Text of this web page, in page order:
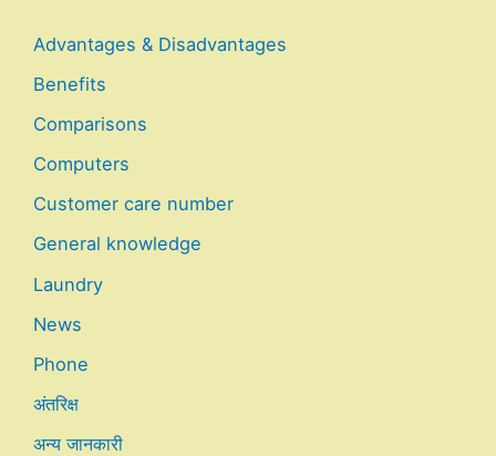
Advantages & Disadvantages
Benefits
Comparisons
Computers
Customer care number
General knowledge
Laundry
News
Phone
अंतरिक्ष
अन्य जानकारी